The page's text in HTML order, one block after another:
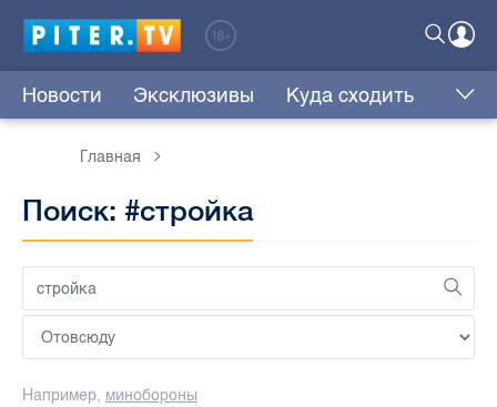
Новости Эксклюзивы Куда сходить
Главная
Поиск: #стройка
Например, минобороны